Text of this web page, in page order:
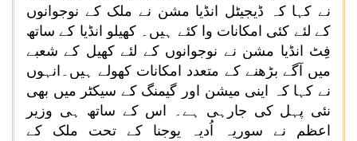
نے کہا کہ ڈیجیٹل انڈیا مشن نے ملک کے نوجوانوں
کے لئے کئی امکانات وا کئے ہیں۔ کھیلو انڈیا کے ساتھ
فِٹ انڈیا مشن نے نوجوانوں کے لئے کھیل کے شعبے
میں آگے بڑھنے کے متعدد امکانات کھولے ہیں۔انہوں
نے کہا کہ اینی میشن اور گیمنگ کے سیکٹر میں بھی
نئی پہل کی جارہی ہے۔ اس کے ساتھ ہی وزیر
اعظم نے سوریہ اُدیہ یوجنا کے تحت ملک کے